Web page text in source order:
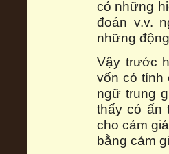
có những
đoán v.v.
những
Vậy trước
vốn có tính
ngữ trung
thấy có ấn
cho cảm
bằng cảm